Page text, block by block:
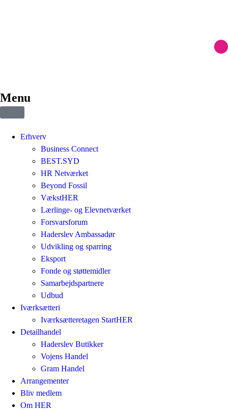
Menu
Erhverv
Business Connect
BEST.SYD
HR Netværket
Beyond Fossil
VækstHER
Lærlinge- og Elevnetværket
Forsvarsforum
Haderslev Ambassadør
Udvikling og sparring
Eksport
Fonde og støttemidler
Samarbejdspartnere
Udbud
Iværksætteri
Iværksætteretagen StartHER
Detailhandel
Haderslev Butikker
Vojens Handel
Gram Handel
Arrangementer
Bliv medlem
Om HER